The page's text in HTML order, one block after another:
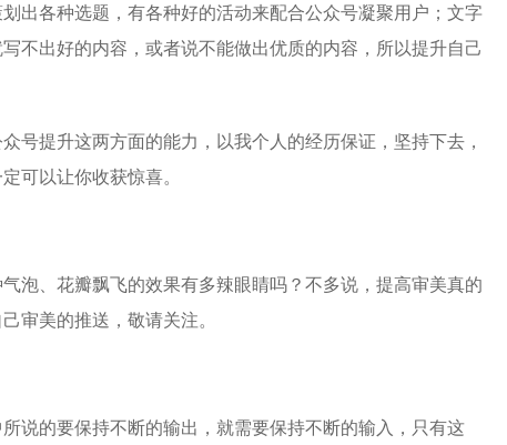
出各种选题，有各种好的活动来配合公众号凝聚用户；文字
不出好的内容，或者说不能做出优质的内容，所以提升自己
号提升这两方面的能力，以我个人的经历保证，坚持下去，
可以让你收获惊喜。
泡、花瓣飘飞的效果有多辣眼睛吗？不多说，提高审美真的
审美的推送，敬请关注。
说的要保持不断的输出，就需要保持不断的输入，只有这